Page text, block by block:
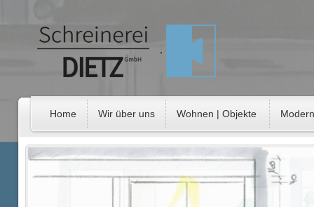
Home Wir über uns Wohnen | Objekte